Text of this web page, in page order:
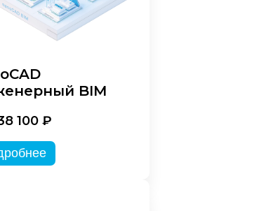
BIM
100 ₽